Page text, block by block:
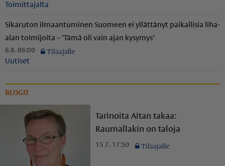
Toimittajalta
Sikaruton ilmaantuminen Suomeen ei yllättänyt paikallisia liha-
alan toimijoita – "Tämä oli vain ajan kysymys"
6.8. 06:00
Uutiset
BLOGIT
Tarinoita Aitan takaa:
Raumallakin on taloja
15.7. 17:50